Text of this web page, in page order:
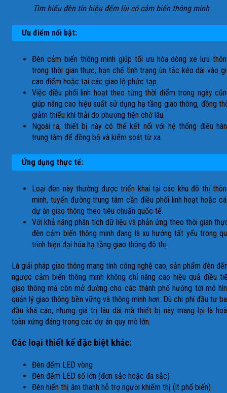
Tìm hiểu đèn tín hiệu đếm lùi có cảm biến thông minh
Ưu điểm nổi bật:
Đèn cảm biến thông minh giúp tối ưu hóa dòng xe lưu
trong thời gian thực, hạn chế tình trạng ùn tắc kéo dài vào
cao điểm hoặc tại các giao lộ phức tạp.
Việc điều phối linh hoạt theo từng thời điểm trong ngày
giúp nâng cao hiệu suất sử dụng hạ tầng giao thông, đồng
giảm thiểu khí thải do phương tiện chờ lâu.
Ngoài ra, thiết bị này có thể kết nối với hệ thống điều
trung tâm để đồng bộ và kiểm soát từ xa.
Ứng dụng thực tế:
Loại đèn này thường được triển khai tại các khu đô thị
minh, tuyến đường trung tâm cần điều phối linh hoạt hoặc
dự án giao thông theo tiêu chuẩn quốc tế.
Với khả năng phân tích dữ liệu và phản ứng theo thời gian
đèn cảm biến thông minh đang là xu hướng tất yếu trong
trình hiện đại hóa hạ tầng giao thông đô thị.
Là giải pháp giao thông mang tính công nghệ cao, sản phẩm đèn
ngược cảm biến thông minh không chỉ nâng cao hiệu quả điều
giao thông mà còn mở đường cho các thành phố hướng tới mô
quản lý giao thông bền vững và thông minh hơn. Dù chi phí đầu tư
đầu khá cao, nhưng giá trị lâu dài mà thiết bị này mang lại là
toàn xứng đáng trong các dự án quy mô lớn.
Các loại thiết kế đặc biệt khác:
Đèn đếm LED vòng
Đèn đếm LED số lớn (đơn sắc hoặc đa sắc)
Đèn hiển thị âm thanh hỗ trợ người khiếm thị (ít phổ biến)